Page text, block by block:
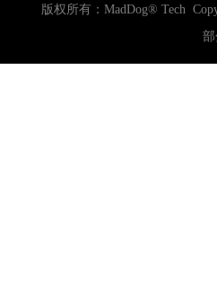
版权所有： MadDog® Tech